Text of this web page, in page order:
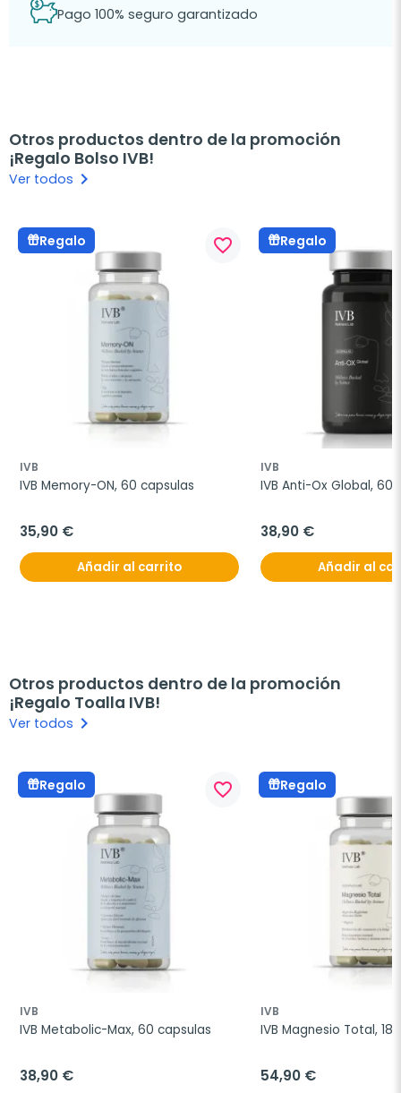
Pago 100% seguro garantizado
Otros productos dentro de la promoción
¡Regalo Bolso IVB!
Ver todos keyboard_arrow_right
Regalo favorite_border
IVB
IVB Memory-ON, 60 capsulas
35,90 €
Añadir al carrito
Regalo
IVB
IVB Anti-Ox Global, 60
38,90 €
Añadir al
Otros productos dentro de la promoción
¡Regalo Toalla IVB!
Ver todos keyboard_arrow_right
Regalo favorite_border
IVB
IVB Metabolic-Max, 60 capsulas
38,90 €
Regalo
IVB
IVB Magnesio Total,
54,90 €